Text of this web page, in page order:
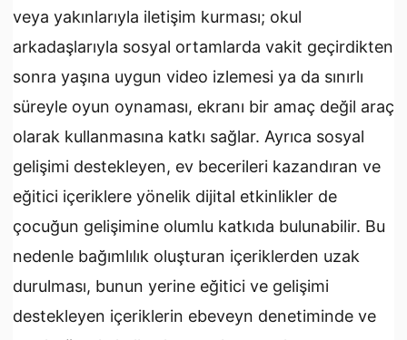
veya yakınlarıyla iletişim kurması; okul
arkadaşlarıyla sosyal ortamlarda vakit geçirdikten
sonra yaşına uygun video izlemesi ya da sınırlı
süreyle oyun oynaması, ekranı bir amaç değil araç
olarak kullanmasına katkı sağlar. Ayrıca sosyal
gelişimi destekleyen, ev becerileri kazandıran ve
eğitici içeriklere yönelik dijital etkinlikler de
çocuğun gelişimine olumlu katkıda bulunabilir. Bu
nedenle bağımlılık oluşturan içeriklerden uzak
durulması, bunun yerine eğitici ve gelişimi
destekleyen içeriklerin ebeveyn denetiminde ve